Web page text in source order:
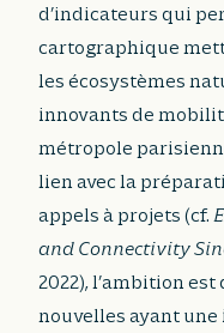
d’indicateurs qui
cartographique
les écosystèmes
innovants de
métropole
lien avec la
appels à projets (cf.
and Connectivity
2022), l’ambition
nouvelles ayant